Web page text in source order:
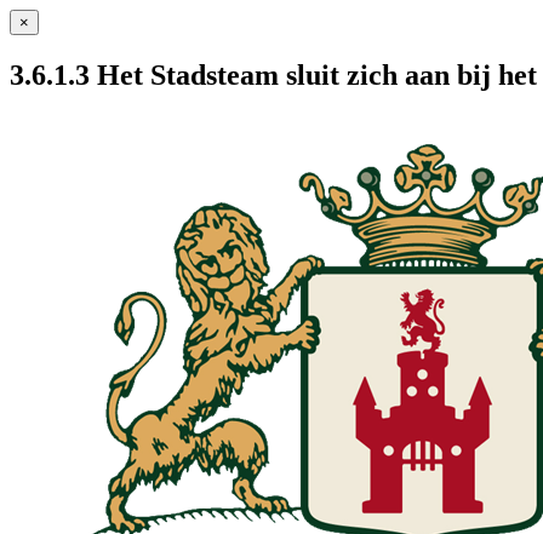
×
3.6.1.3 Het Stadsteam sluit zich aan bij